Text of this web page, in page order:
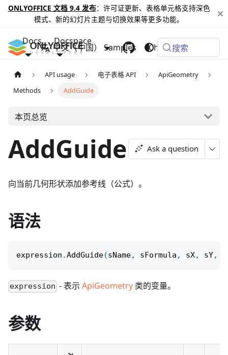
ONLYOFFICE 文档 9.4 发布：许可证更新、表格单元格支持深色
模式、新的幻灯片主题与切换效果等更多功能。
Docs Docspace
Samples Changelog
中文（中国） 搜索
API usage 电子表格 API
ApiGeometry
Methods
AddGuide
本页总览
AddGuide Ask a question
向当前几何形状添加参考线（公式）。
语法
expression .AddGuide(sName, sFormula , sX, sY,
expression - 表示ApiGeometry 类的变量。
参数